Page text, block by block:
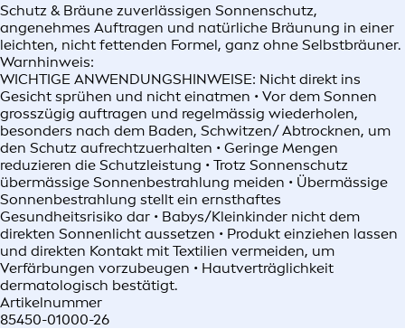
Schutz & Bräune zuverlässigen Sonnenschutz,
angenehmes Auftragen und natürliche Bräunung in einer
leichten, nicht fettenden Formel, ganz ohne Selbstbräuner.
Warnhinweis:
WICHTIGE ANWENDUNGSHINWEISE: Nicht direkt ins
Gesicht sprühen und nicht einatmen • Vor dem Sonnen
grosszügig auftragen und regelmässig wiederholen,
besonders nach dem Baden, Schwitzen/ Abtrocknen, um
den Schutz aufrechtzuerhalten • Geringe Mengen
reduzieren die Schutzleistung • Trotz Sonnenschutz
übermässige Sonnenbestrahlung meiden • Übermässige
Sonnenbestrahlung stellt ein ernsthaftes
Gesundheitsrisiko dar • Babys/Kleinkinder nicht dem
direkten Sonnenlicht aussetzen • Produkt einziehen lassen
und direkten Kontakt mit Textilien vermeiden, um
Verfärbungen vorzubeugen • Hautverträglichkeit
dermatologisch bestätigt.
Artikelnummer
85450-01000-26